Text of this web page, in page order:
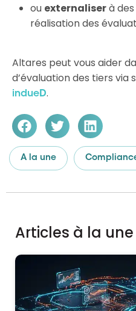
ou externaliserà
réalisation des
Altares peut vous aider
d’évaluation des tiers via
indueD.
A la une
Articles à la une